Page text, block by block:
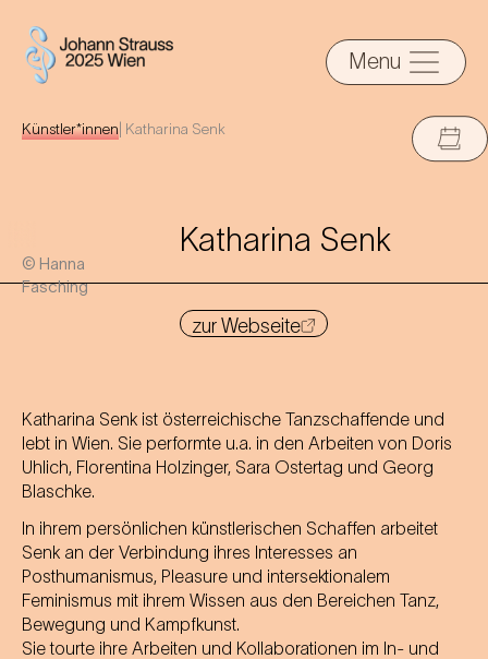
Menu
Künstler*innen Katharina Senk
© Hanna
Fasching
Katharina Senk
zur Webseite
Katharina Senk ist österreichische Tanzschaffende und
lebt in Wien. Sie performte u.a. in den Arbeiten von Doris
Uhlich, Florentina Holzinger, Sara Ostertag und Georg
Blaschke.
In ihrem persönlichen künstlerischen Schaffen arbeitet
Senk an der Verbindung ihres Interesses an
Posthumanismus, Pleasure und intersektionalem
Feminismus mit ihrem Wissen aus den Bereichen Tanz,
Bewegung und Kampfkunst.
Sie tourte ihre Arbeiten und Kollaborationen im In- und